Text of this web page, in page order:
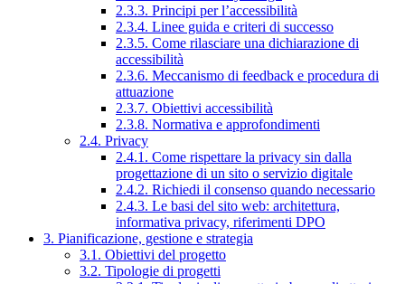
2.3.3. Principi per l’accessibilità
2.3.4. Linee guida e criteri di successo
2.3.5. Come rilasciare una dichiarazione di
accessibilità
2.3.6. Meccanismo di feedback e procedura di
attuazione
2.3.7. Obiettivi accessibilità
2.3.8. Normativa e approfondimenti
2.4. Privacy
2.4.1. Come rispettare la privacy sin dalla
progettazione di un sito o servizio digitale
2.4.2. Richiedi il consenso quando necessario
2.4.3. Le basi del sito web: architettura,
informativa privacy, riferimenti DPO
3. Pianificazione, gestione e strategia
3.1. Obiettivi del progetto
3.2. Tipologie di progetti